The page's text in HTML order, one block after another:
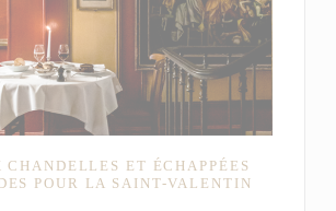
CHANDELLES ET ÉCHAPPÉES
POUR LA SAINT-VALENTIN